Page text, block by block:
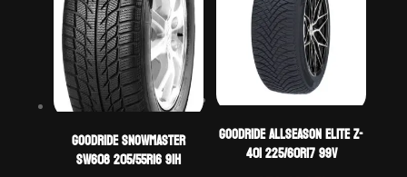
GOODRIDE SNOWMASTER
SW608 205/55R16 91H
GOODRIDE ALLSEASON ELITE Z-
401 225/60R17 99V